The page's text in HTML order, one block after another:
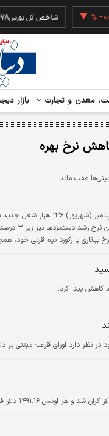
‎−۰٫۴۹ % شاخص کل
معدن و تجارت بازار
نرخ بهره
عقب ماند
کارفرمایان آمریکایی در
فرصت‌های
بیکاری با رکورد نیم قرنی خود،
نظر دارد اوراق قرضه مبتنی بر